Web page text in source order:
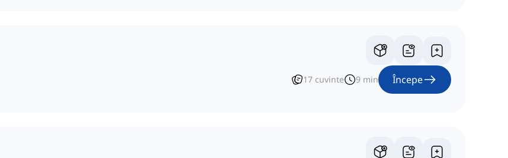
17 cuvinte 9 min Începe